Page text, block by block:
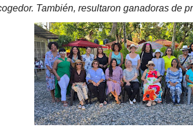
También, resultaron ganadoras de